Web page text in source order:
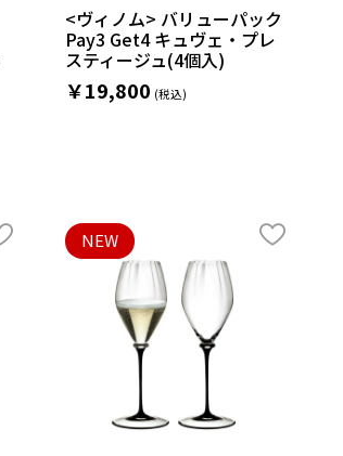
<ヴィノム> バリューパック
Pay3 Get4 キュヴェ・プレ
スティージュ(4個入)
￥19,800
NEW